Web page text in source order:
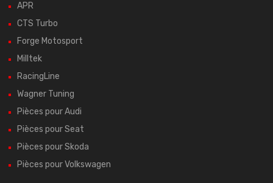
APR
CTS Turbo
Forge Motosport
Milltek
RacingLine
Wagner Tuning
Pièces pour Audi
Pièces pour Seat
Pièces pour Skoda
Pièces pour Volkswagen